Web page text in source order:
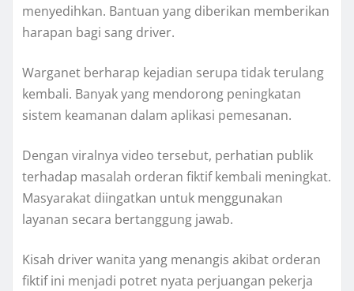
menyedihkan. Bantuan yang diberikan memberikan
harapan bagi sang driver.
Warganet berharap kejadian serupa tidak terulang
kembali. Banyak yang mendorong peningkatan
sistem keamanan dalam aplikasi pemesanan.
Dengan viralnya video tersebut, perhatian publik
terhadap masalah orderan fiktif kembali meningkat.
Masyarakat diingatkan untuk menggunakan
layanan secara bertanggung jawab.
Kisah driver wanita yang menangis akibat orderan
fiktif ini menjadi potret nyata perjuangan pekerja